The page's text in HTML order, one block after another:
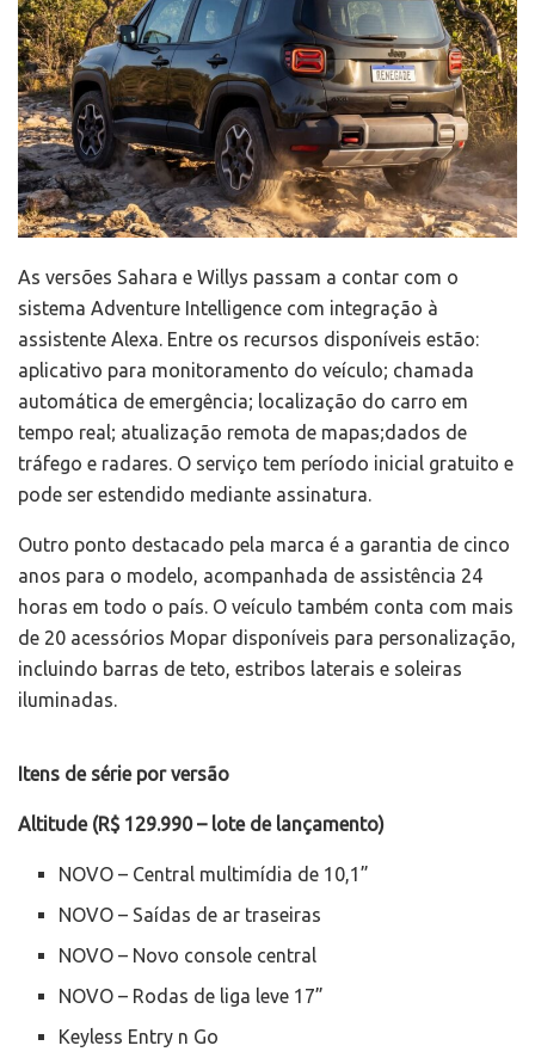
As versões Sahara e Willys passam a contar com o
sistema Adventure Intelligence com integração à
assistente Alexa. Entre os recursos disponíveis estão:
aplicativo para monitoramento do veículo; chamada
automática de emergência; localização do carro em
tempo real; atualização remota de mapas;dados de
tráfego e radares. O serviço tem período inicial gratuito e
pode ser estendido mediante assinatura.
Outro ponto destacado pela marca é a garantia de cinco
anos para o modelo, acompanhada de assistência 24
horas em todo o país. O veículo também conta com mais
de 20 acessórios Mopar disponíveis para personalização,
incluindo barras de teto, estribos laterais e soleiras
iluminadas.
Itens de série por versão
Altitude (R$ 129.990 – lote de lançamento)
NOVO – Central multimídia de 10,1”
NOVO – Saídas de ar traseiras
NOVO – Novo console central
NOVO – Rodas de liga leve 17”
Keyless Entry n Go